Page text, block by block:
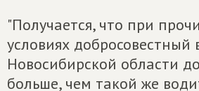
"Получается, что при
условиях добросовестный
Новосибирской области
больше, чем такой же